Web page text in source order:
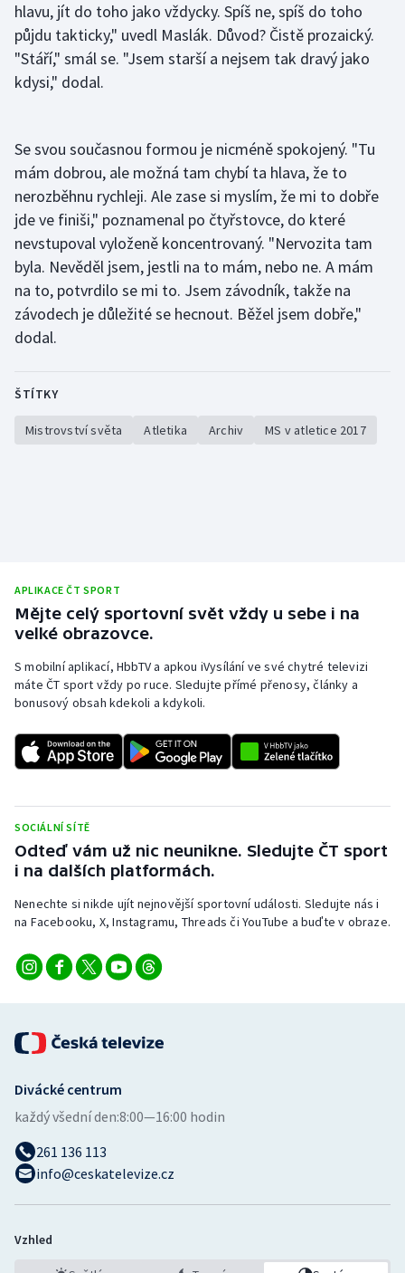
Sportovní střelba
Stolní tenis
Veslování
Vodní slalom
Volejbal
Ostatní
hlavu, jít do toho jako vždycky. Spíš ne, spíš do toho
půjdu takticky," uvedl Maslák. Důvod? Čistě prozaický.
"Stáří," smál se. "Jsem starší a nejsem tak dravý jako
kdysi," dodal.
Se svou současnou formou je nicméně spokojený. "Tu
mám dobrou, ale možná tam chybí ta hlava, že to
nerozběhnu rychleji. Ale zase si myslím, že mi to dobře
jde ve finiši," poznamenal po čtyřstovce, do které
nevstupoval vyloženě koncentrovaný. "Nervozita tam
byla. Nevěděl jsem, jestli na to mám, nebo ne. A mám
na to, potvrdilo se mi to. Jsem závodník, takže na
závodech je důležité se hecnout. Běžel jsem dobře,"
dodal.
ŠTÍTKY
Mistrovství světa Atletika Archiv MS v atletice 2017
APLIKACE ČT SPORT
Mějte celý sportovní svět vždy u sebe i na
velké obrazovce.
S mobilní aplikací, HbbTV a apkou iVysílání ve své chytré televizi
máte ČT sport vždy po ruce. Sledujte přímé přenosy, články a
bonusový obsah kdekoli a kdykoli.
SOCIÁLNÍ SÍTĚ
Odteď vám už nic neunikne. Sledujte ČT sport
i na dalších platformách.
Nenechte si nikde ujít nejnovější sportovní události. Sledujte nás i
na Facebooku, X, Instagramu, Threads či YouTube a buďte v obraze.
Divácké centrum
každý všední den:8:00—16:00 hodin
261 136 113
info@ceskatelevize.cz
Vzhled